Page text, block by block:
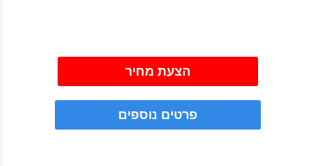
הצעת מחיר
פרטים נוספים